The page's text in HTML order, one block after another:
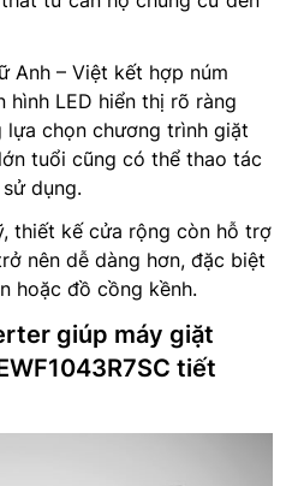
Anh – Việt kết hợp núm
hình LED hiển thị rõ ràng
chọn chương trình giặt
tuổi cũng có thể thao tác
dụng.
thiết kế cửa rộng còn hỗ trợ
nên dễ dàng hơn, đặc biệt
hoặc đồ cồng kềnh.
giúp máy giặt
tiết